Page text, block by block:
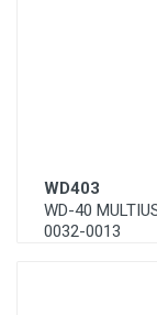
WD403
WD-40
0032-0013